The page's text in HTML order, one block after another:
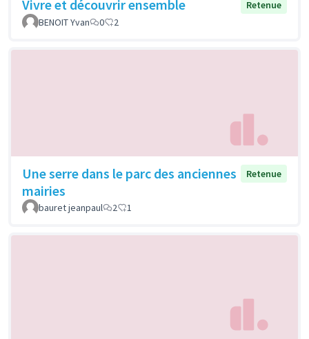
Vivre et découvrir ensemble
Retenue
BENOIT Yvan
0 2
Une serre dans le parc des anciennes
mairies
Retenue
bauret jeanpaul 2 1